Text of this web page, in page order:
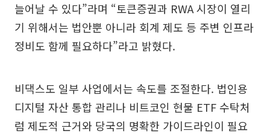
늘어날 수 있다”라며 “토큰증권과 RWA 시장이 열리
기 위해서는 법안뿐 아니라 회계 제도 등 주변 인프라
정비도 함께 필요하다”라고 밝혔다.
비댁스도 일부 사업에서는 속도를 조절한다. 법인용
디지털 자산 통합 관리나 비트코인 현물 ETF 수탁처
럼 제도적 근거와 당국의 명확한 가이드라인이 필요